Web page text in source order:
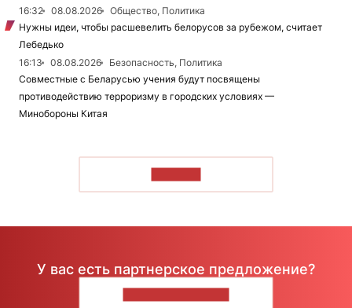
16:32
08.08.2026
Общество, Политика
Нужны идеи, чтобы расшевелить белорусов за рубежом, считает
Лебедько
16:13
08.08.2026
Безопасность, Политика
Совместные с Беларусью учения будут посвящены
противодействию терроризму в городских условиях —
Минобороны Китая
У вас есть партнерское предложение?